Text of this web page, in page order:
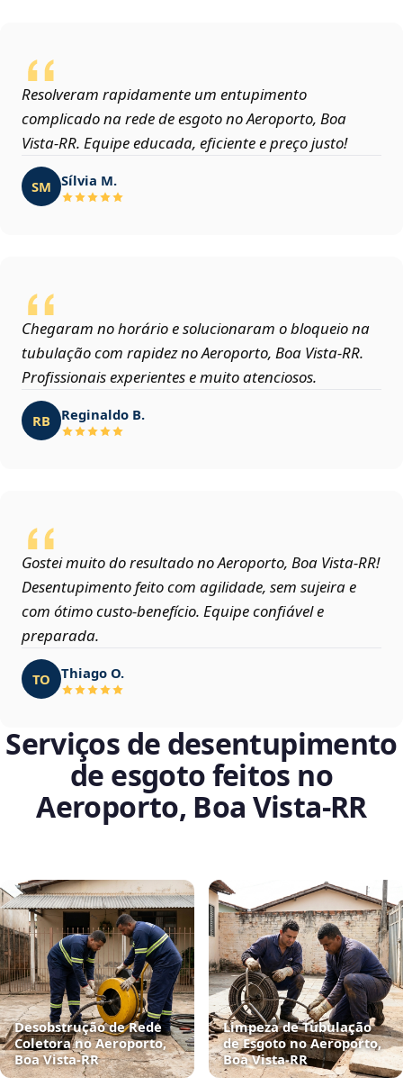
Resolveram rapidamente um entupimento
complicado na rede de esgoto no Aeroporto, Boa
Vista‑RR. Equipe educada, eficiente e preço justo!
SM Sílvia M.
Chegaram no horário e solucionaram o bloqueio na
tubulação com rapidez no Aeroporto, Boa Vista‑RR.
Profissionais experientes e muito atenciosos.
RB Reginaldo B.
Gostei muito do resultado no Aeroporto, Boa Vista‑RR!
Desentupimento feito com agilidade, sem sujeira e
com ótimo custo-benefício. Equipe confiável e
preparada.
TO Thiago O.
Serviços de desentupimento
de esgoto feitos no
Aeroporto, Boa Vista‑RR
Desobstrução de Rede
Coletora no Aeroporto,
Boa Vista‑RR
Limpeza de Tubulação
de Esgoto no Aeroporto,
Boa Vista‑RR